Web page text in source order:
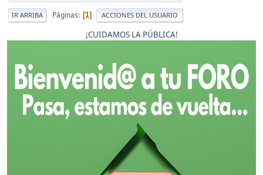
IR ARRIBA Páginas 1 ACCIONES DEL USUARIO
¡CUIDAMOS LA PÚBLICA!